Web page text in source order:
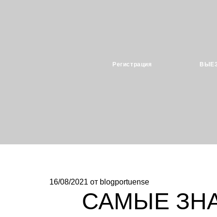
Регистрация
16/08/2021 от blogportuense
САМЫЕ